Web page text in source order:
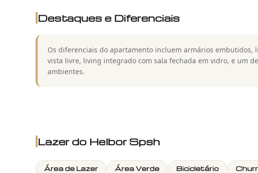
Destaques e Diferenciais
Os diferenciais do apartamento incluem armários embutidos,
vista livre, living integrado com sala fechada em vidro, e um
ambientes.
Lazer do Helbor Spsh
Área de Lazer Área Verde Bicicletário